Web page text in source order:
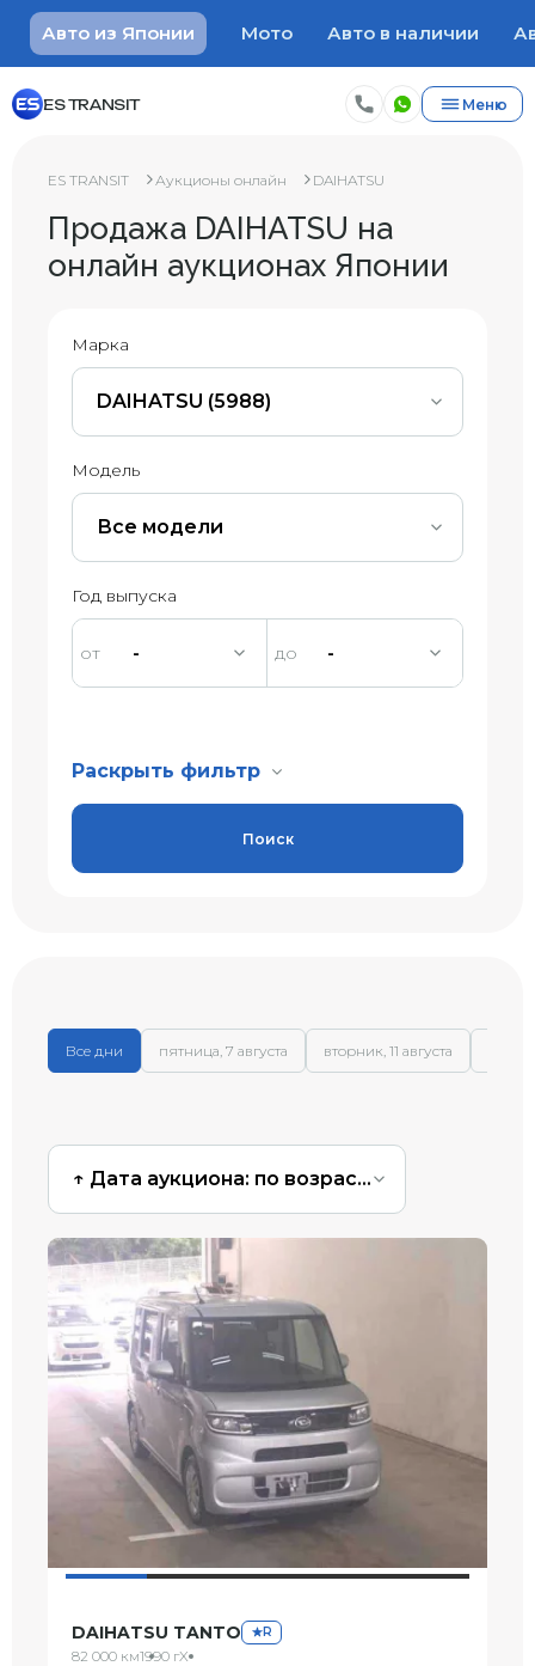
Авто из Японии Мото Авто в наличии
ES TRANSIT Меню
ES TRANSIT Аукционы онлайн DAIHATSU
Продажа DAIHATSU на
онлайн аукционах Японии
Марка
DAIHATSU (5988)
Модель
Все модели
Год выпуска
- -
Раскрыть фильтр
Поиск
Все дни пятница, 7 августа вторник, 11 августа
↑ Дата аукциона: по возрастанию
DAIHATSU TANTO R
82 000 км1990 гX